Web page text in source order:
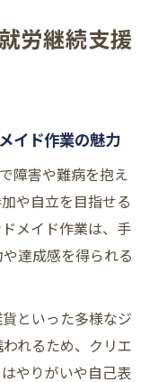
労継続支援
イド作業の魅力
障害や難病を抱え
や自立を目指せる
メイド作業は、手
達成感を得られる
といった多様なジ
れるため、クリエ
やりがいや自己表